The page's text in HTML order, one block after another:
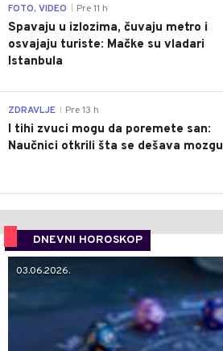
FOTO, VIDEO Pre 11 h
Spavaju u izlozima, čuvaju metro i
osvajaju turiste: Mačke su vladari
Istanbula
ZDRAVLJE Pre 13 h
I tihi zvuci mogu da poremete san:
Naučnici otkrili šta se dešava mozgu
DNEVNI HOROSKOP
03.06.2026.